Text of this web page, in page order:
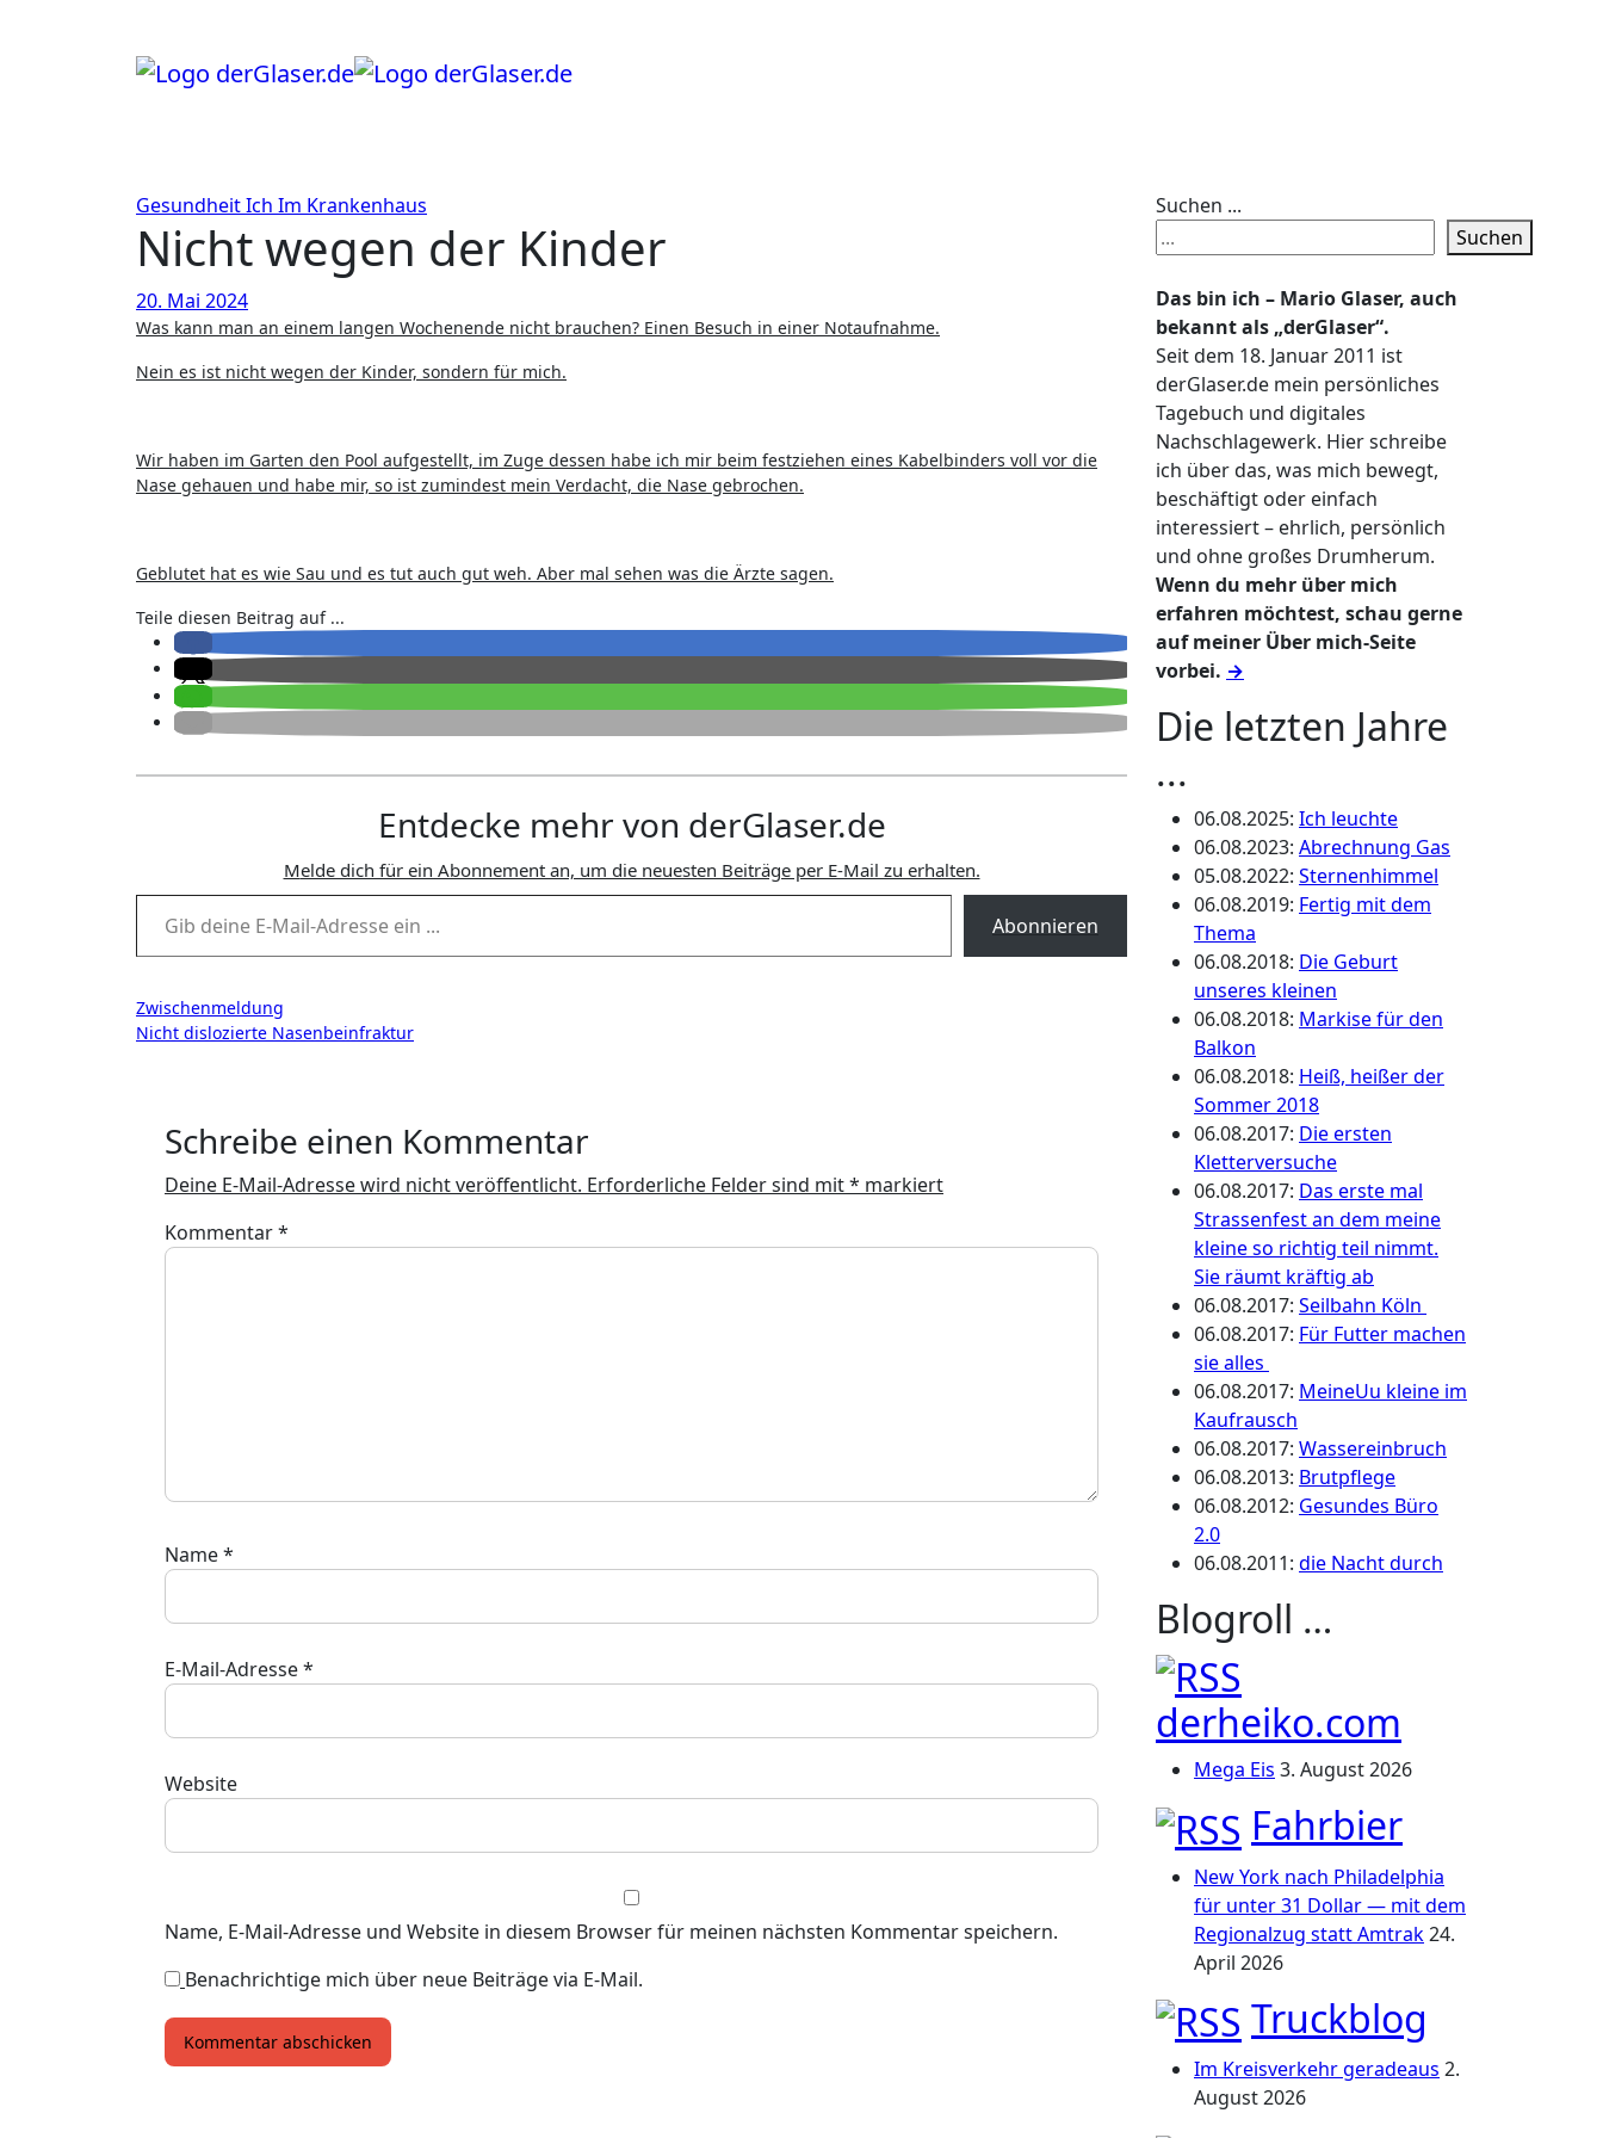
GesundheitIch Im Krankenhaus
Nicht wegen der Kinder
20. Mai 2024
Was kann man an einem langen Wochenende nicht brauchen? Einen Besuch in einer Notaufnahme.
Nein es ist nicht wegen der Kinder, sondern für mich.
Wir haben im Garten den Pool aufgestellt, im Zuge dessen habe ich mir beim festziehen eines Kabelbinders voll vor die
Nase gehauen und habe mir, so ist zumindest mein Verdacht, die Nase gebrochen.
Geblutet hat es wie Sau und es tut auch gut weh. Aber mal sehen was die Ärzte sagen.
Teile diesen Beitrag auf ...
Entdecke mehr von derGlaser.de
Melde dich für ein Abonnement an, um die neuesten Beiträge per E-Mail zu erhalten.
Gib deine E-Mail-Adresse ein ...
Abonnieren
Beitragsnavigation
Zwischenmeldung
Nicht dislozierte Nasenbeinfraktur
Schreibe einen Kommentar
Deine E-Mail-Adresse wird nicht veröffentlicht. Erforderliche Felder sind mit* markiert
Kommentar*
Name*
E-Mail-Adresse*
Website
Name, E-Mail-Adresse und Website in diesem Browser für meinen nächsten Kommentar speichern.
Benachrichtige mich über neue Beiträge via E-Mail.
Suchen ...
Suchen
Das bin ich – Mario Glaser, auch
bekannt als „derGlaser“.
Seit dem 18. Januar 2011 ist
derGlaser.de mein persönliches
Tagebuch und digitales
Nachschlagewerk. Hier schreibe
ich über das, was mich bewegt,
beschäftigt oder einfach
interessiert – ehrlich, persönlich
und ohne großes Drumherum.
Wenn du mehr über mich
erfahren möchtest, schau gerne
auf meiner Über mich-Seite
vorbei. →
Die letzten Jahre
...
06.08.2025: Ich leuchte
06.08.2023: Abrechnung Gas
05.08.2022: Sternenhimmel
06.08.2019: Fertig mit dem
Thema
06.08.2018: Die Geburt
unseres kleinen
06.08.2018: Markise für den
Balkon
06.08.2018: Heiß, heißer der
Sommer 2018
06.08.2017: Die ersten
Kletterversuche
06.08.2017: Das erste mal
Strassenfest an dem meine
kleine so richtig teil nimmt.
Sie räumt kräftig ab
06.08.2017: Seilbahn Köln
06.08.2017: Für Futter machen
sie alles
06.08.2017: MeineUu kleine im
Kaufrausch
06.08.2017: Wassereinbruch
06.08.2013: Brutpflege
06.08.2012: Gesundes Büro
2.0
06.08.2011: die Nacht durch
Blogroll …
derheiko.com
Mega Eis 3. August 2026
Fahrbier
New York nach Philadelphia
für unter 31 Dollar — mit dem
Regionalzug statt Amtrak24.
April 2026
Truckblog
Im Kreisverkehr geradeaus 2.
August 2026